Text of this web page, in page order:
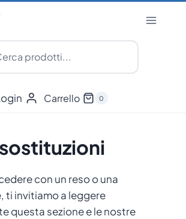
Carrello 0
con un reso o una
ti invitiamo a leggere
questa sezione e le nostre